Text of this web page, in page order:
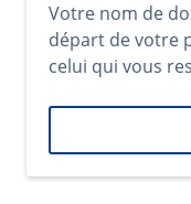
Votre nom de
départ de votre
celui qui vous